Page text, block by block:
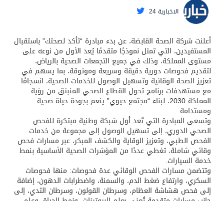
الاخبارية 24
أعلنت شركة الصحة القابضة، عن بدء مبادرة “تأكد لصحتك” باستقبال
المستفيدين، التي تمثل نموذجًا متقدمًا يُعد الأول من نوعه على
مستوى المملكة، وذلك في جميع التجمعات الصحية بالرياض،
لتقديم فحوصات دورية دقيقة وسريعة وموثوقة، بما يسهم في
تعزيز الصحة الوقائية وتسهيل الوصول للخدمات الصحية، انسجامًا
مع مستهدفات برنامج تحول القطاع الصحي المنبثق من رؤية
المملكة 2030، لبناء “مجتمع حيوي” ينعم بجودة حياة صحية
ومستدامة.
وتسعى المبادرة التي تُعد أول شبكة وطنية مبتكرة للفحص
الصحي الدوري، إلى تسهيل الوصول إلى مجموعة من خدمات
الفحص الطبي، وتعزيز الوقاية والكشف المبكر، عبر مسارات فحص
وقائي شاملة، تغطي عددًا من المؤشرات الصحية الأساسية بنمط
خدمة السيارات.
وتتضمن مسارات الفحص الوقائي عدة فحوصات: منها فحوصات
السكري، وارتفاع ضغط الدم، والسمنة، واضطرابات الدهون، إضافة
إلى فحص هشاشة العظام، وسرطان القولون، وسرطان الثدي، إلى